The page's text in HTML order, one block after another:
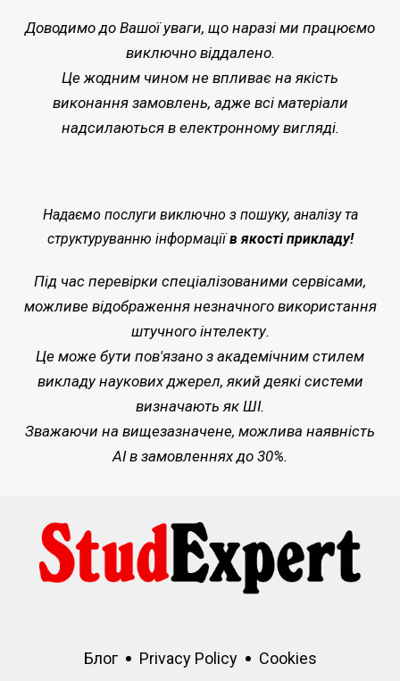
Доводимо до Вашої уваги, що наразі ми працюємо
виключно віддалено.
Це жодним чином не впливає на якість
виконання замовлень, адже всі матеріали
надсилаються в електронному вигляді.
Надаємо послуги виключно з пошуку, аналізу та
структуруванню інформаціїв якості прикладу!
Під час перевірки спеціалізованими сервісами,
можливе відображення незначного використання
штучного інтелекту.
Це може бути пов'язано з академічним стилем
викладу наукових джерел, який деякі системи
визначають як ШІ.
Зважаючи на вищезазначене, можлива наявність
AI в замовленнях до 30%.
Блог Privacy Policy Cookies